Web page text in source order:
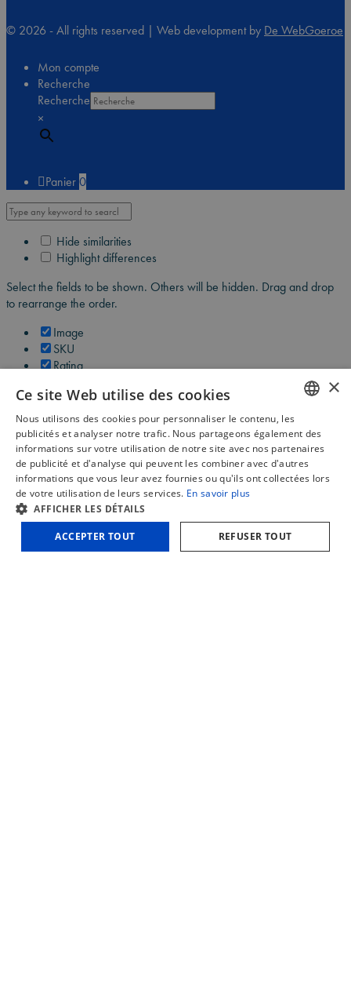
© 2026 - All rights reserved | Web development by De WebGoeroe
Mon compte
Recherche
Recherche
×
Panier0
Hide similarities
Highlight differences
Select the fields to be shown. Others will be hidden. Drag and drop
to rearrange the order.
Image
SKU
Rating
Stock
Availability
Add to cart
Description
Content
Weight
Dimensions
Additional information
Click outside to hide the comparison bar
DUTCH
FRENCH
ENGLISH
×
Ce site Web utilise des cookies
Nous utilisons des cookies pour personnaliser le contenu, les
publicités et analyser notre trafic. Nous partageons également des
informations sur votre utilisation de notre site avec nos partenaires
de publicité et d'analyse qui peuvent les combiner avec d'autres
informations que vous leur avez fournies ou qu'ils ont collectées lors
de votre utilisation de leurs services. En savoir plus
AFFICHER LES DÉTAILS
ACCEPTER TOUT REFUSER TOUT